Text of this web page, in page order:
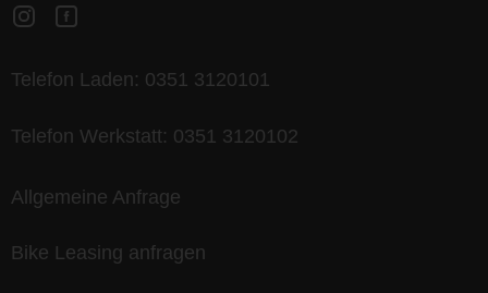
Telefon Laden: 0351 3120101
Telefon Werkstatt: 0351 3120102
Allgemeine Anfrage
Bike Leasing anfragen